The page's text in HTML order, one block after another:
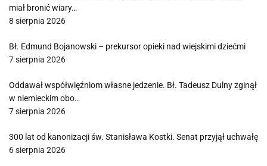
miał bronić wiary…
8 sierpnia 2026
Bł. Edmund Bojanowski – prekursor opieki nad wiejskimi dziećmi
7 sierpnia 2026
Oddawał współwięźniom własne jedzenie. Bł. Tadeusz Dulny zginął
w niemieckim obo…
7 sierpnia 2026
300 lat od kanonizacji św. Stanisława Kostki. Senat przyjął uchwałę
6 sierpnia 2026